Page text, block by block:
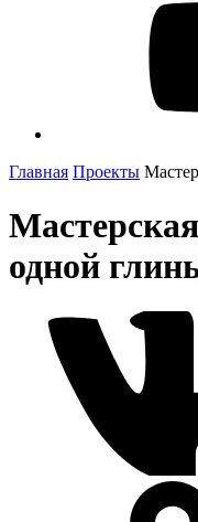
Главная Проекты
одной